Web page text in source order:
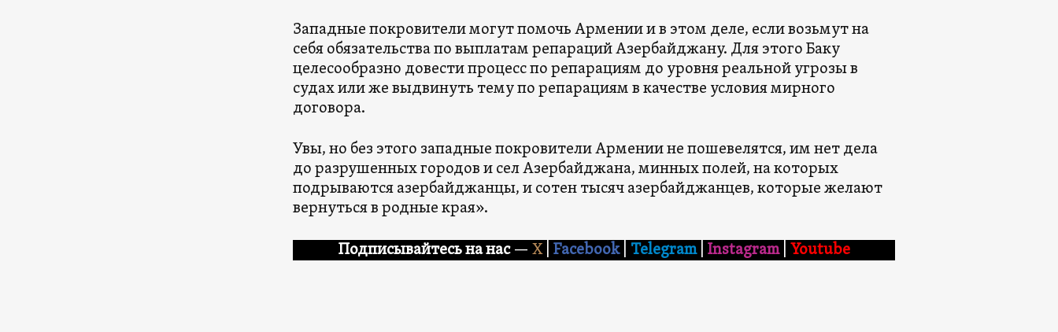
Западные покровители могут помочь Армении и в этом деле, если возьмут на
себя обязательства по выплатам репараций Азербайджану. Для этого Баку
целесообразно довести процесс по репарациям до уровня реальной угрозы в
судах или же выдвинуть тему по репарациям в качестве условия мирного
договора.
Увы, но без этого западные покровители Армении не пошевелятся, им нет дела
до разрушенных городов и сел Азербайджана, минных полей, на которых
подрываются азербайджанцы, и сотен тысяч азербайджанцев, которые желают
вернуться в родные края».
Подписывайтесь на нас — X Facebook Telegram| Instagram Youtube